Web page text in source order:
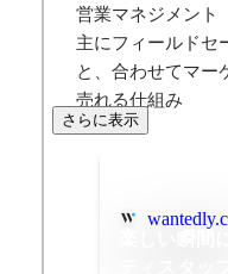
営業マネジメント
主にフィールドセ
と、合わせてマー
売れる仕組み
さらに表示